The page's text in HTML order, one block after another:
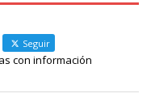
Seguir
con información